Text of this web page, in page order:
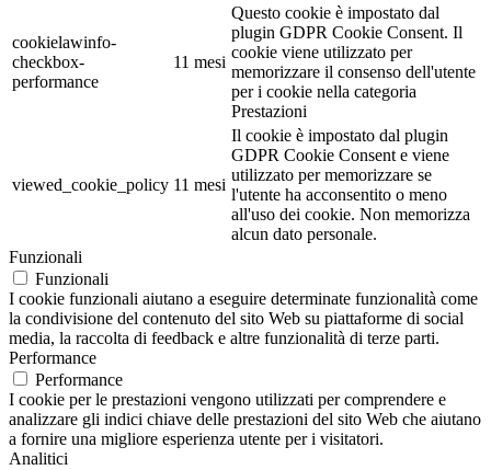
cookielawinfo-
checkbox-
performance
11 mesi
Questo cookie è impostato dal
plugin GDPR Cookie Consent. Il
cookie viene utilizzato per
memorizzare il consenso dell'utente
per i cookie nella categoria
Prestazioni
viewed_cookie_policy 11 mesi
Il cookie è impostato dal plugin
GDPR Cookie Consent e viene
utilizzato per memorizzare se
l'utente ha acconsentito o meno
all'uso dei cookie. Non memorizza
alcun dato personale.
Funzionali
Funzionali
I cookie funzionali aiutano a eseguire determinate funzionalità come
la condivisione del contenuto del sito Web su piattaforme di social
media, la raccolta di feedback e altre funzionalità di terze parti.
Performance
Performance
I cookie per le prestazioni vengono utilizzati per comprendere e
analizzare gli indici chiave delle prestazioni del sito Web che aiutano
a fornire una migliore esperienza utente per i visitatori.
Analitici